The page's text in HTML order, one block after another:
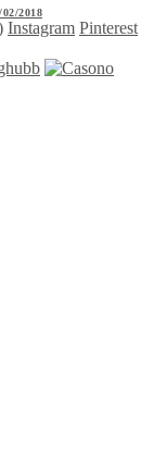
02/2018
Instagram Pinterest